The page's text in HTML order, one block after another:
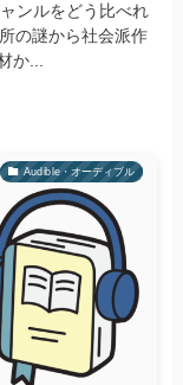
ンルをどう比べれ
の謎から社会派作
か...
Audible・オーディブル